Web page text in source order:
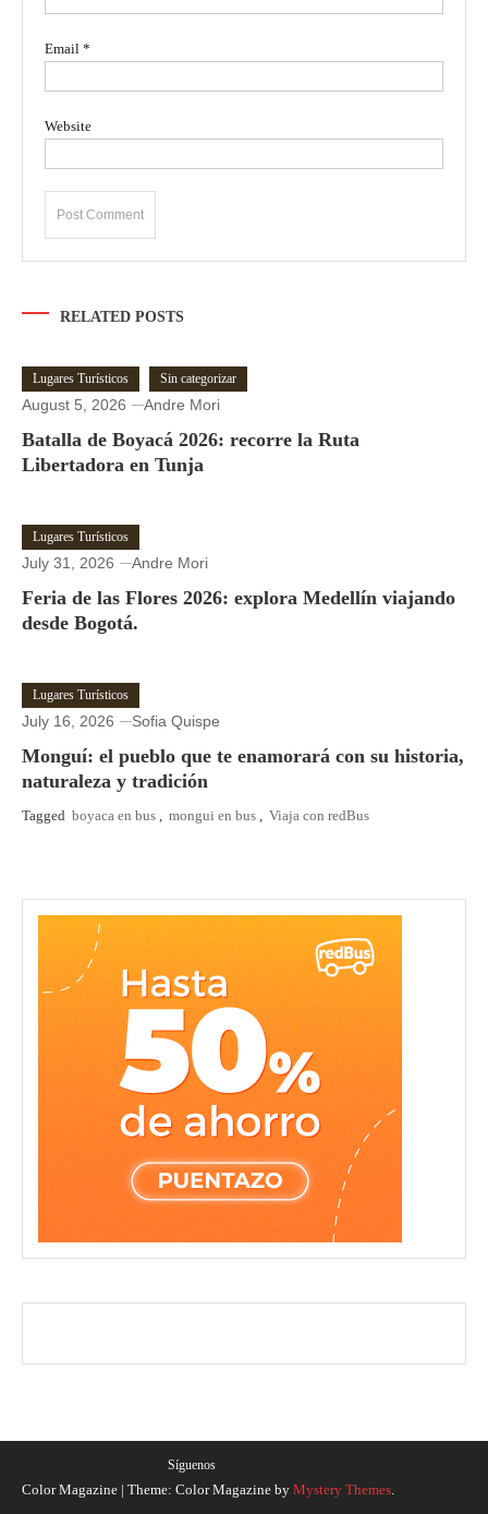
Email *
Website
RELATED POSTS
Lugares Turísticos Sin categorizar
August 5, 2026 Andre Mori
Batalla de Boyacá 2026: recorre la Ruta
Libertadora en Tunja
Lugares Turísticos
July 31, 2026 Andre Mori
Feria de las Flores 2026: explora Medellín viajando
desde Bogotá.
Lugares Turísticos
July 16, 2026 Sofia Quispe
Monguí: el pueblo que te enamorará con su historia,
naturaleza y tradición
Tagged boyaca en bus , mongui en bus , Viaja con redBus
Síguenos
Color Magazine | Theme: Color Magazine by Mystery Themes.